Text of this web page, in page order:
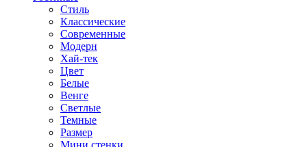
Стиль
Классические
Современные
Модерн
Хай-тек
Цвет
Белые
Венге
Светлые
Темные
Размер
Мини стенки